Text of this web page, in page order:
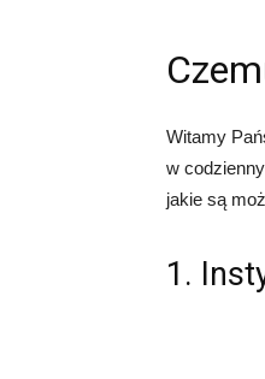
Witamy
w
jakie są
1.